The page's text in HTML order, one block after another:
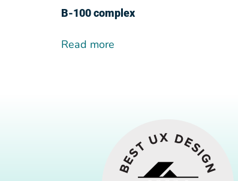
Β-100 complex
Read more